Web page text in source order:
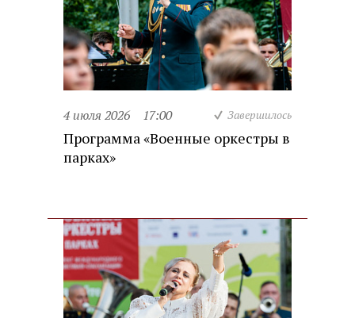
4 июля 2026 17:00 Завершилось
Программа «Военные оркестры в
парках»